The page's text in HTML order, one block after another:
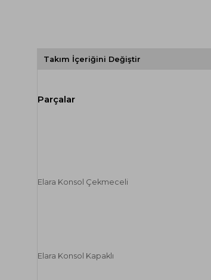
Takım İçeriğini Değiştir
Elara Konsol Çekmeceli
Elara Konsol Kapaklı